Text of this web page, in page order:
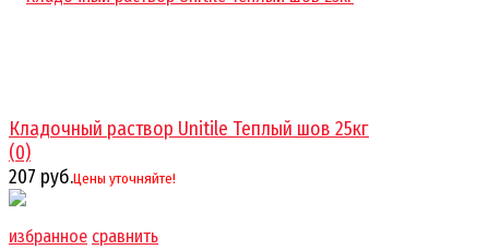
избранное сравнить
Кладочный раствор Unitile Теплый шов 25кг
(0)
207 руб.Цены уточняйте!